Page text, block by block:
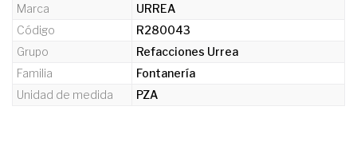
Marca
URREA
Código
R280043
Grupo
Refacciones Urrea
Familia
Fontanería
Unidad de medida
PZA